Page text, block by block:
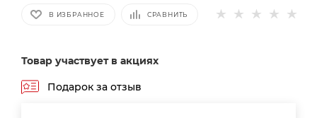
В ИЗБРАННОЕ СРАВНИТЬ
Товар участвует в акциях
Подарок за отзыв